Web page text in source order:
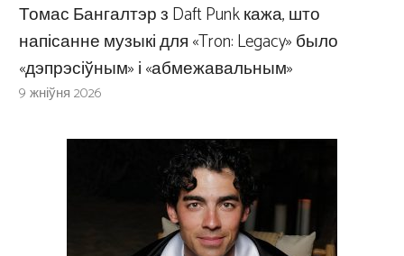
Томас Бангалтэр з Daft Punk кажа, што
напісанне музыкі для «Tron: Legacy» было
«дэпрэсіўным» і «абмежавальным»
9 жніўня 2026